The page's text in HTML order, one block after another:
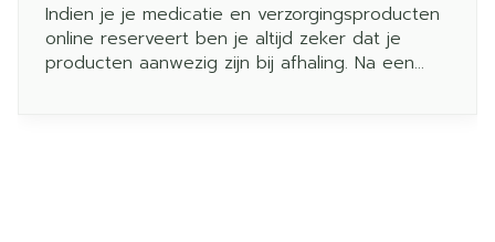
Indien je je medicatie en verzorgingsproducten
online reserveert ben je altijd zeker dat je
producten aanwezig zijn bij afhaling. Na een